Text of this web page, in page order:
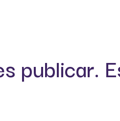
publicar.